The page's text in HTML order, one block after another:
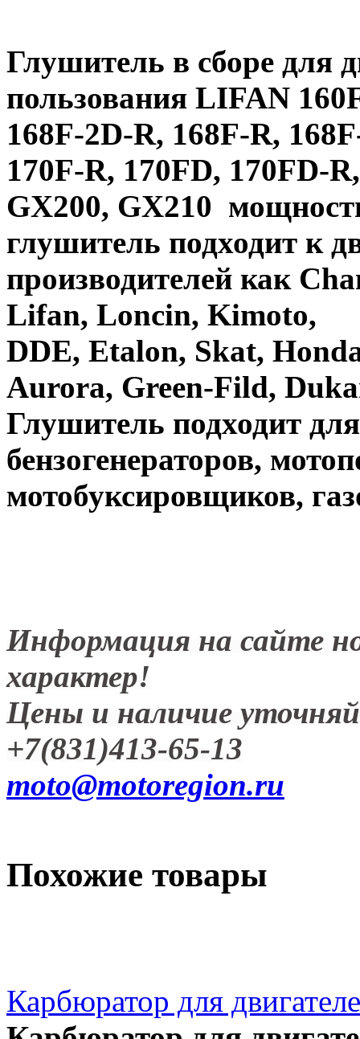
Глушитель в сборе для
пользования LIFAN
168F-2D-R, 168F-R,
170F-R, 170FD, 170FD-
GX200, GX210
глушитель подходит к
производителей как
Lifan, Loncin, Kimoto,
DDE, Etalon, Skat,
Aurora, Green-Fild,
Глушитель подходит
бензогенераторов,
мотобуксировщиков,
Информация на сайте
характер!
Цены и наличие
+7(831)413-65-13
moto@motoregion.ru
Похожие товары
Карбюратор для